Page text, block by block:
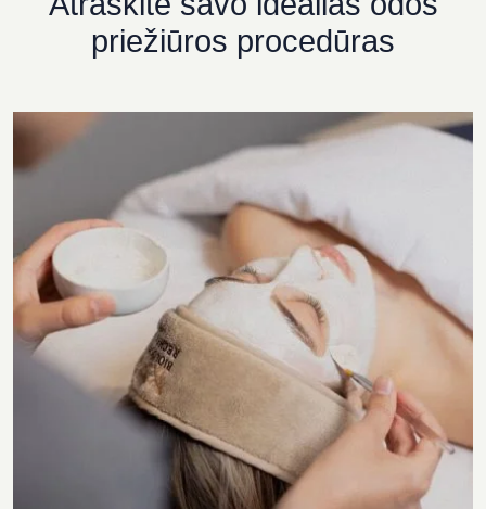
priežiūros procedūras